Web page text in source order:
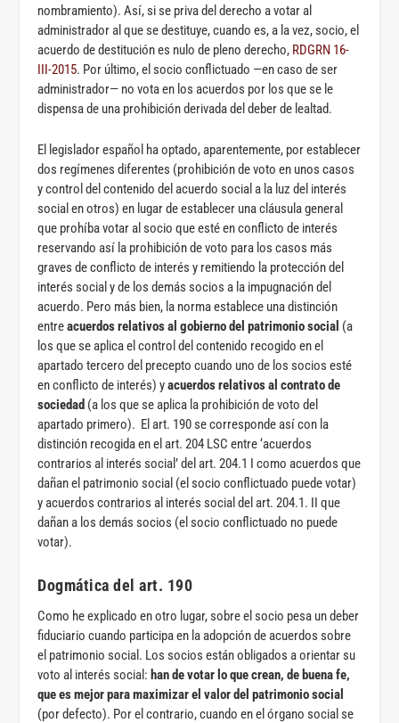
nombramiento). Así, si se priva del derecho a votar al
administrador al que se destituye, cuando es, a la vez, socio, el
acuerdo de destitución es nulo de pleno derecho, RDGRN 16-
III-2015. Por último, el socio conflictuado —en caso de ser
administrador— no vota en los acuerdos por los que se le
dispensa de una prohibición derivada del deber de lealtad.
El legislador español ha optado, aparentemente, por establecer
dos regímenes diferentes (prohibición de voto en unos casos
y control del contenido del acuerdo social a la luz del interés
social en otros) en lugar de establecer una cláusula general
que prohíba votar al socio que esté en conflicto de interés
reservando así la prohibición de voto para los casos más
graves de conflicto de interés y remitiendo la protección del
interés social y de los demás socios a la impugnación del
acuerdo. Pero más bien, la norma establece una distinción
entreacuerdos relativos al gobierno del patrimonio social (a
los que se aplica el control del contenido recogido en el
apartado tercero del precepto cuando uno de los socios esté
en conflicto de interés) yacuerdos relativos al contrato de
sociedad (a los que se aplica la prohibición de voto del
apartado primero). El art. 190 se corresponde así con la
distinción recogida en el art. 204 LSC entre ‘acuerdos
contrarios al interés social’ del art. 204.1 I como acuerdos que
dañan el patrimonio social (el socio conflictuado puede votar)
y acuerdos contrarios al interés social del art. 204.1. II que
dañan a los demás socios (el socio conflictuado no puede
votar).
Dogmática del art. 190
Como he explicado en otro lugar, sobre el socio pesa un deber
fiduciario cuando participa en la adopción de acuerdos sobre
el patrimonio social. Los socios están obligados a orientar su
voto al interés social: han de votar lo que crean, de buena fe,
que es mejor para maximizar el valor del patrimonio social
(por defecto). Por el contrario, cuando en el órgano social se